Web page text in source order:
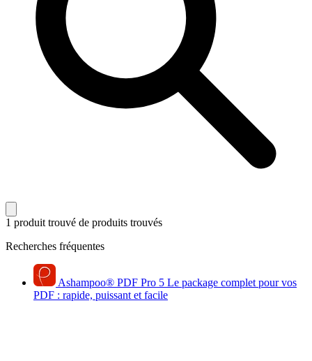
1 produit trouvé de produits trouvés
Recherches fréquentes
Ashampoo® PDF Pro 5 Le package complet pour vos
PDF : rapide, puissant et facile